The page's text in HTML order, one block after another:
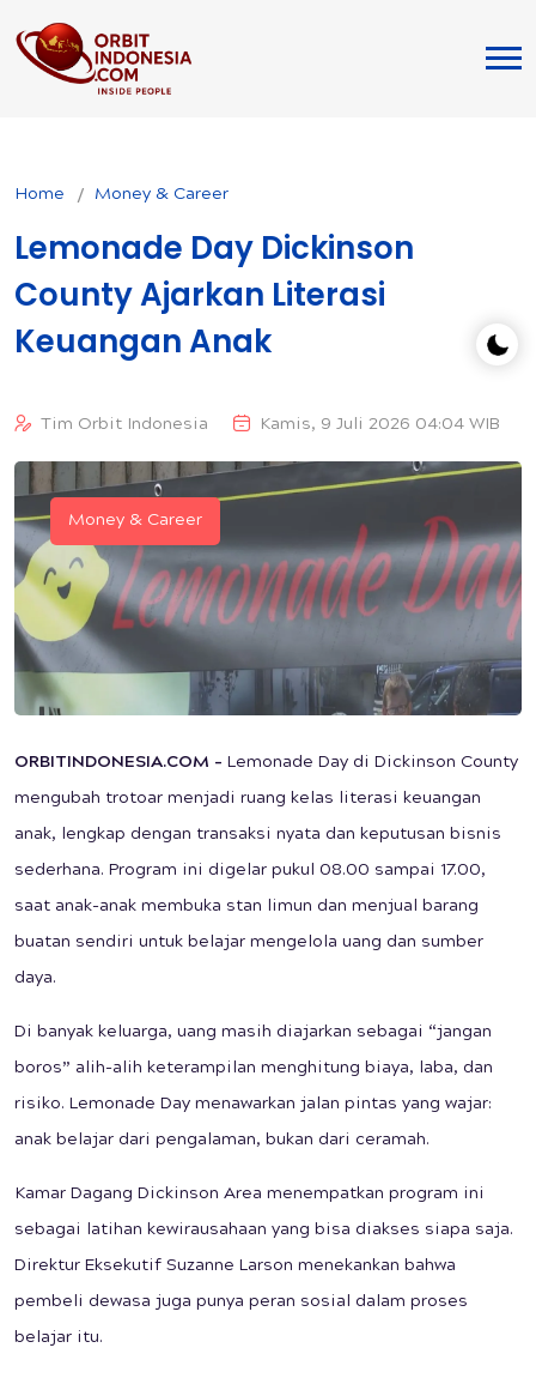
Home Money & Career
Lemonade Day Dickinson
County Ajarkan Literasi
Keuangan Anak
Tim Orbit Indonesia Kamis, 9 Juli 2026 04:04 WIB
Money & Career
ORBITINDONESIA.COM – Lemonade Day di Dickinson County
mengubah trotoar menjadi ruang kelas literasi keuangan
anak, lengkap dengan transaksi nyata dan keputusan bisnis
sederhana. Program ini digelar pukul 08.00 sampai 17.00,
saat anak-anak membuka stan limun dan menjual barang
buatan sendiri untuk belajar mengelola uang dan sumber
daya.
Di banyak keluarga, uang masih diajarkan sebagai “jangan
boros” alih-alih keterampilan menghitung biaya, laba, dan
risiko. Lemonade Day menawarkan jalan pintas yang wajar:
anak belajar dari pengalaman, bukan dari ceramah.
Kamar Dagang Dickinson Area menempatkan program ini
sebagai latihan kewirausahaan yang bisa diakses siapa saja.
Direktur Eksekutif Suzanne Larson menekankan bahwa
pembeli dewasa juga punya peran sosial dalam proses
belajar itu.